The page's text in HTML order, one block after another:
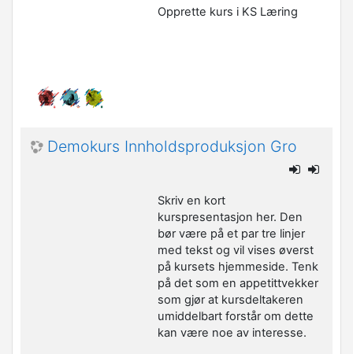
Opprette kurs i KS Læring
Demokurs Innholdsproduksjon Gro
Skriv en kort
kurspresentasjon her. Den
bør være på et par tre linjer
med tekst og vil vises øverst
på kursets hjemmeside. Tenk
på det som en appetittvekker
som gjør at kursdeltakeren
umiddelbart forstår om dette
kan være noe av interesse.